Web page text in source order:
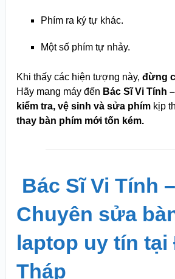
Phím ra ký tự khác.
Một số phím tự nhảy.
Khi thấy các hiện tượng này, đừng
Hãy mang máy đến Bác Sĩ Vi Tính
kiểm tra, vệ sinh và sửa phímkịp
thay bàn phím mới tốn kém.
Bác Sĩ Vi Tính –
Chuyên sửa
laptop uy tín tại
Tháp